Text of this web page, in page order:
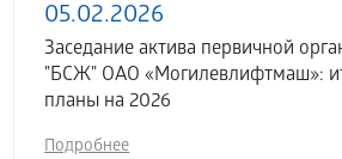
05.02.2026
Заседание актива первичной
"БСЖ" ОАО «Могилевлифтмаш»:
планы на 2026
Подробнее